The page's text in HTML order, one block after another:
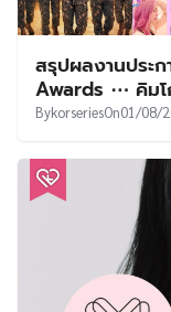
สรุปผลงานประ
Awards ⋯ คิม
BykorseriesOn01/08/